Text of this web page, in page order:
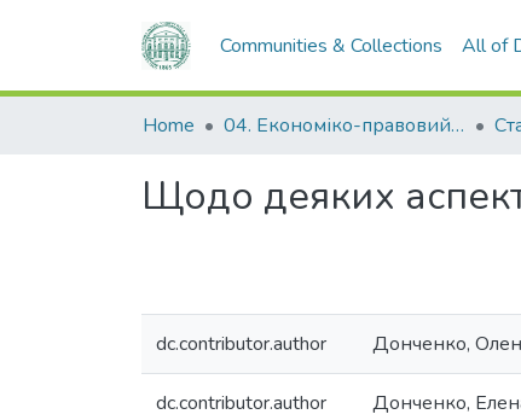
Communities & Collections All of
Home 04. Економіко-правовий факультет
Щодо деяких
dc.contributor.author Донченко,
dc.contributor.author Донченко,